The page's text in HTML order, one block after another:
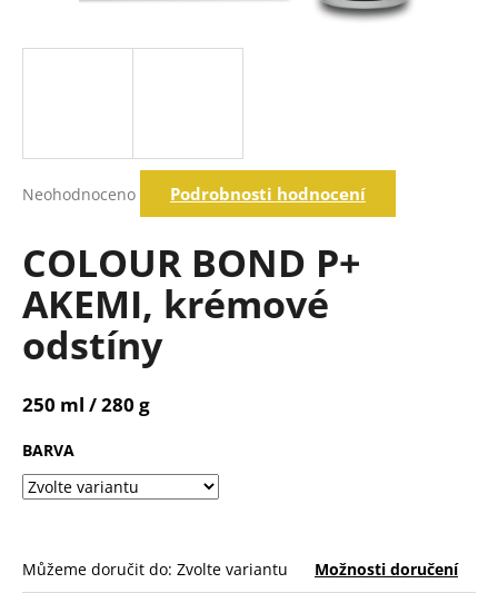
hodnocení
0,0
5
hvězdiček.
Neohodnoceno Podrobnosti hodnocení
COLOUR BOND P+
AKEMI, krémové
odstíny
250 ml / 280 g
BARVA
Můžeme doručit do: Zvolte variantu Možnosti doručení
j
D
o
p
r
č
u
m
e